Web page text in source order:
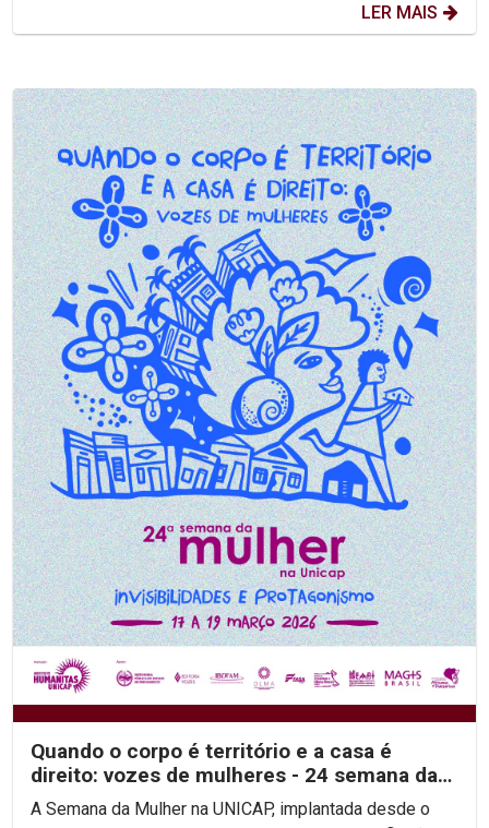
LER MAIS
Quando o corpo é território e a casa é
direito: vozes de mulheres - 24 semana da
mulher na unicap
A Semana da Mulher na UNICAP, implantada desde o